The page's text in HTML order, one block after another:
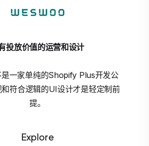
投放价值的运营和设计
一家单纯的Shopify Plus开发公
符合逻辑的UI设计才是轻定制前
提。
Explore